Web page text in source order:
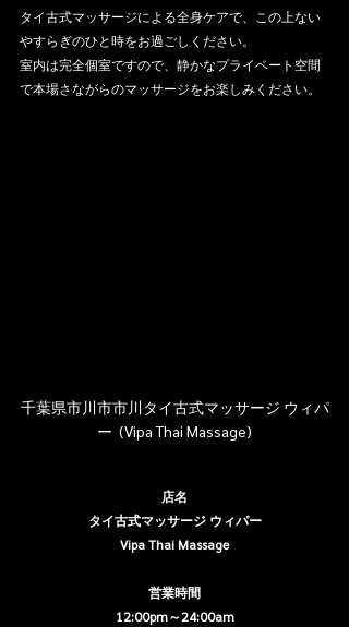
タイ古式マッサージによる全身ケアで、この上ない
やすらぎのひと時をお過ごしください。
室内は完全個室ですので、静かなプライベート空間
で本場さながらのマッサージをお楽しみください。
千葉県市川市市川タイ古式マッサージ ウィパ
ー  (Vipa Thai Massage)
店名
タイ古式マッサージ ウィパー
Vipa Thai Massage
営業時間
12:00pm～24:00am